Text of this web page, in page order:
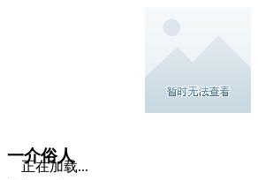
一介俗人
正在加载...